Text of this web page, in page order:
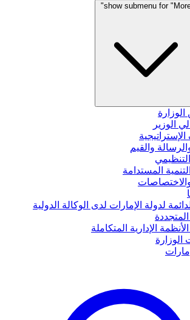
show submenu for
الوزير
الإستراتيجية
والقيم
المستدامة
والاختصاصات
لدولة الإمارات لدى الوكالة الدولية
الإدارية المتكاملة
الوزارة